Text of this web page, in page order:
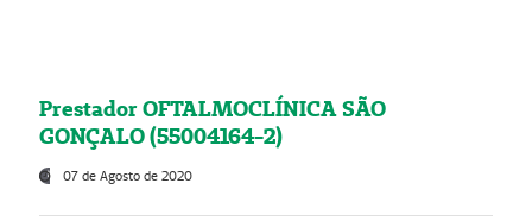
Prestador OFTALMOCLÍNICA SÃO
GONÇALO (55004164-2)
07 de Agosto de 2020